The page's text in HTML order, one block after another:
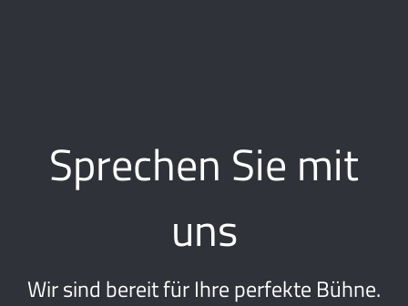
Sprechen Sie mit
uns
Wir sind bereit für Ihre perfekte Bühne.